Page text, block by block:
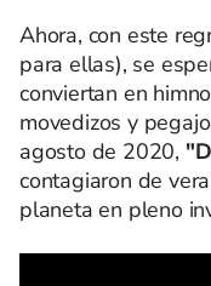
Ahora, con este
para ellas), se
conviertan en
movedizos y
agosto de 2020,
contagiaron de
planeta en pleno